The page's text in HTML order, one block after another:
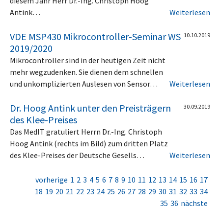
Antink…
Weiterlesen
VDE MSP430 Mikrocontroller-Seminar WS
2019/2020
10.10.2019
Mikrocontroller sind in der heutigen Zeit nicht
mehr wegzudenken. Sie dienen dem schnellen
und unkomplizierten Auslesen von Sensor…
Weiterlesen
Dr. Hoog Antink unter den Preisträgern
des Klee-Preises
30.09.2019
Das MedIT gratuliert Herrn Dr.-Ing. Christoph
Hoog Antink (rechts im Bild) zum dritten Platz
des Klee-Preises der Deutsche Gesells…
Weiterlesen
vorherige 1 2 3 4 5 6 7 8 9 10 11 12 13 14 15 16 17
18 19 20 21 22 23 24 25 26 27 28 29 30 31 32 33 34
35 36 nächste